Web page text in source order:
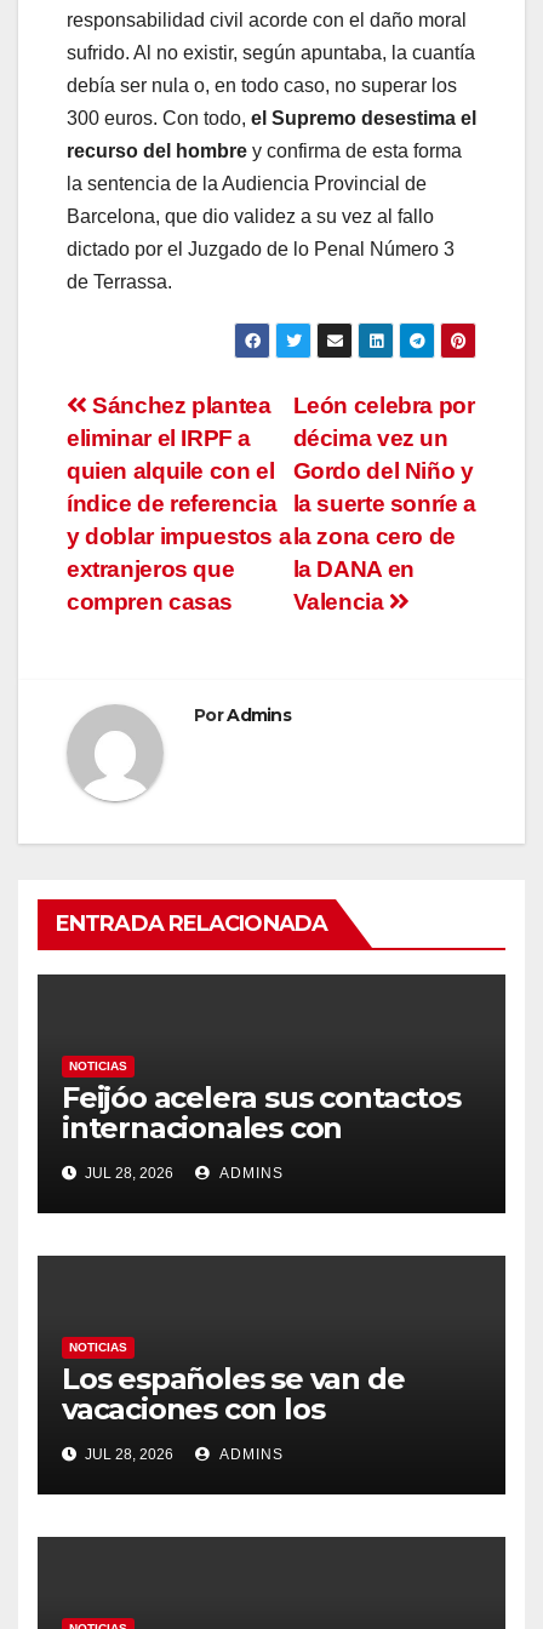
responsabilidad civil acorde con el daño moral
sufrido. Al no existir, según apuntaba, la cuantía
debía ser nula o, en todo caso, no superar los
300 euros. Con todo, el Supremo desestima el
recurso del hombre y confirma de esta forma
la sentencia de la Audiencia Provincial de
Barcelona, que dio validez a su vez al fallo
dictado por el Juzgado de lo Penal Número 3
de Terrassa.
Navegación
de
entradas
León celebra por
décima vez un
Gordo del Niño y
la suerte sonríe a
la zona cero de
la DANA en
Valencia
Sánchez plantea
eliminar el IRPF a
quien alquile con el
índice de referencia
y doblar impuestos a
extranjeros que
compren casas
PorAdmins
ENTRADA RELACIONADA
NOTICIAS
Feijóo acelera sus contactos
internacionales con
Latinoamérica como socio
prioritario en su agenda de
gobierno
JUL 28, 2026 ADMINS
NOTICIAS
Los españoles se van de
vacaciones con los
carburantes hasta un 21%
más caros que el año pasado
y los hoteles disparados
JUL 28, 2026 ADMINS